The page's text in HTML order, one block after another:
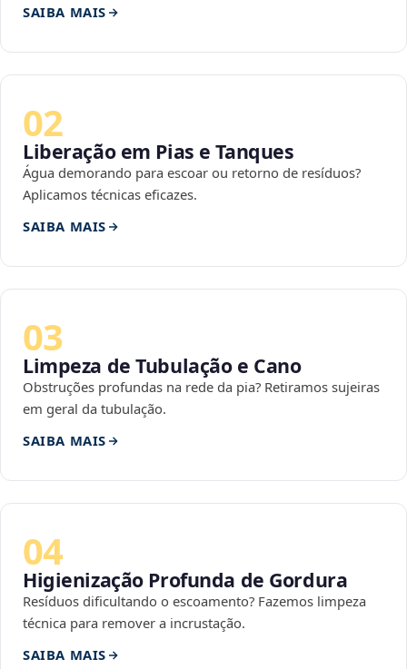
SAIBA MAIS
02
Liberação em Pias e Tanques
Água demorando para escoar ou retorno de resíduos?
Aplicamos técnicas eficazes.
SAIBA MAIS
03
Limpeza de Tubulação e Cano
Obstruções profundas na rede da pia? Retiramos sujeiras
em geral da tubulação.
SAIBA MAIS
04
Higienização Profunda de Gordura
Resíduos dificultando o escoamento? Fazemos limpeza
técnica para remover a incrustação.
SAIBA MAIS